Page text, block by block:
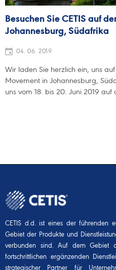
Besuchen Sie CETIS auf
Johannesburg, Südafrika
04. 06. 2019
Wir laden Sie herzlich ein, uns
Movement in Johannesburg,
uns vom 18. bis 20. Juni 2019 auf
CETIS d.d. ist eines der führenden
Gebiet der Produkte und
verbunden sind. Auf dem Gebiet
fortschrittlichen ergänzenden
strategischer Partner für